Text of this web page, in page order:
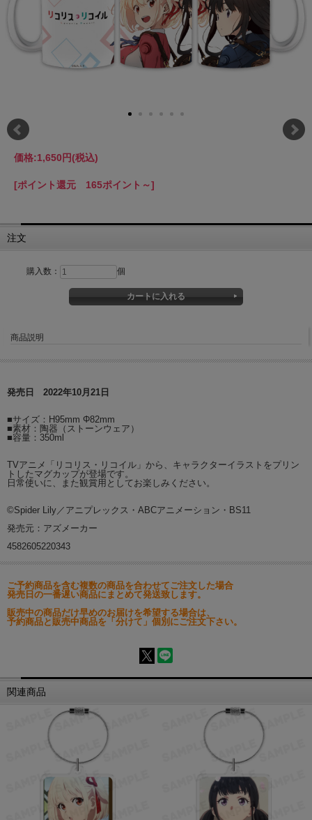
価格:1,650円(税込)
[ポイント還元 165ポイント～]
注文
購入数： 個
商品説明
発売日 2022年10月21日
■サイズ：H95mm Φ82mm
■素材：陶器（ストーンウェア）
■容量：350ml
TVアニメ「リコリス・リコイル」から、キャラクターイラストをプリン
トしたマグカップが登場です。
日常使いに、また観賞用としてお楽しみください。
©Spider Lily／アニプレックス・ABCアニメーション・BS11
発売元：アズメーカー
4582605220343
ご予約商品を含む複数の商品を合わせてご注文した場合
発売日の一番遅い商品にまとめて発送致します。
販売中の商品だけ早めのお届けを希望する場合は、
予約商品と販売中商品を「分けて」個別にご注文下さい。
関連商品